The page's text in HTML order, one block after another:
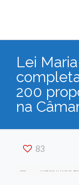
Lei
200
na
83